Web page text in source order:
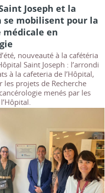
Joseph et la
se mobilisent pour la
médicale en
nouveauté à la cafétéria
Saint Joseph : l’arrondi
à la cafeteria de l’Hôpital,
les projets de Recherche
menés par les